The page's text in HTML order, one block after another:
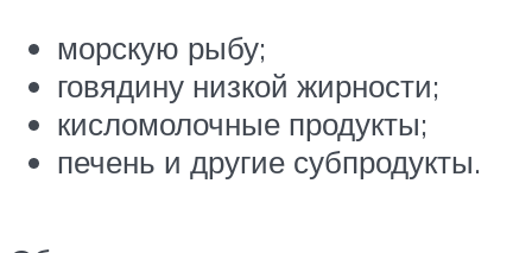
морскую рыбу;
говядину низкой жирности;
кисломолочные продукты;
печень и другие субпродукты.